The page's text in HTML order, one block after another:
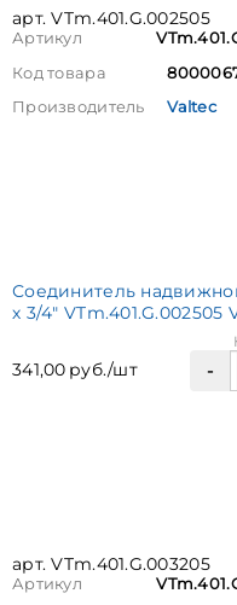
арт. VTm.401.G.002505
Артикул
Код товара
Производитель
Valtec
Соединитель
х 3/4" VTm.401.G.002505
341,00 руб./шт
арт. VTm.401.G.003205
Артикул